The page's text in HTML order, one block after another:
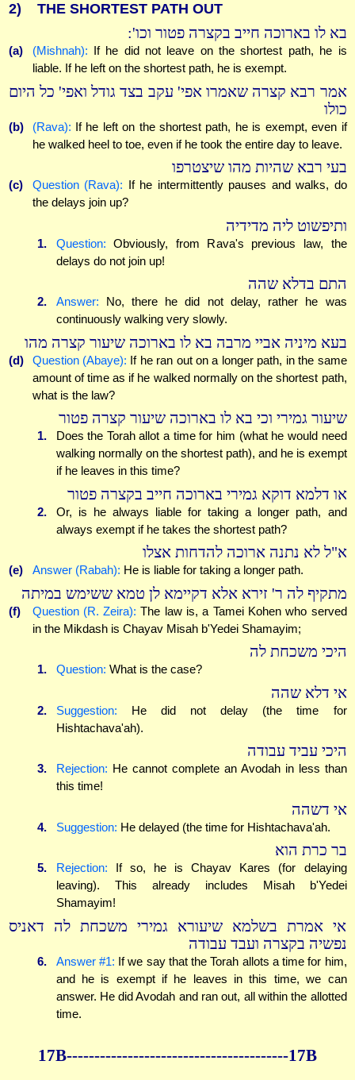
2) THE SHORTEST PATH OUT
בא לו בארוכה חייב בקצרה פטור וכו':
(a) (Mishnah): If he did not leave on the shortest path, he is
liable. If he left on the shortest path, he is exempt.
אמר רבא קצרה שאמרו אפי' עקב בצד גודל ואפי' כל היום
כולו
(b) (Rava): If he left on the shortest path, he is exempt, even if
he walked heel to toe, even if he took the entire day to leave.
בעי רבא שהיות מהו שיצטרפו
(c) Question (Rava): If he intermittently pauses and walks, do
the delays join up?
ותיפשוט ליה מדידיה
1. Question: Obviously, from Rava's previous law, the
delays do not join up!
התם בדלא שהה
2. Answer: No, there he did not delay, rather he was
continuously walking very slowly.
בעא מיניה אביי מרבה בא לו בארוכה שיעור קצרה מהו
(d) Question (Abaye): If he ran out on a longer path, in the same
amount of time as if he walked normally on the shortest path,
what is the law?
שיעור גמירי וכי בא לו בארוכה שיעור קצרה פטור
1.
Does the Torah allot a time for him (what he would need
walking normally on the shortest path), and he is exempt
if he leaves in this time?
או דלמא דוקא גמירי בארוכה חייב בקצרה פטור
2.
Or, is he always liable for taking a longer path, and
always exempt if he takes the shortest path?
א"ל לא נתנה ארוכה להדחות אצלו
(e) Answer (Rabah): He is liable for taking a longer path.
מתקיף לה ר' זירא אלא דקיימא לן טמא ששימש במיתה
(f) Question (R. Zeira): The law is, a Tamei Kohen who served
in the Mikdash is Chayav Misah b'Yedei Shamayim;
היכי משכחת לה
1. Question: What is the case?
אי דלא שהה
2. Suggestion: He did not delay (the time for
Hishtachava'ah).
היכי עביד עבודה
3. Rejection: He cannot complete an Avodah in less than
this time!
אי דשהה
4. Suggestion: He delayed (the time for Hishtachava'ah.
בר כרת הוא
5. Rejection: If so, he is Chayav Kares (for delaying
leaving). This already includes Misah b'Yedei
Shamayim!
אי אמרת בשלמא שיעורא גמירי משכחת לה דאניס
נפשיה בקצרה ועבד עבודה
6. Answer #1: If we say that the Torah allots a time for him,
and he is exempt if he leaves in this time, we can
answer. He did Avodah and ran out, all within the allotted
time.
17B----------------------------------------17B